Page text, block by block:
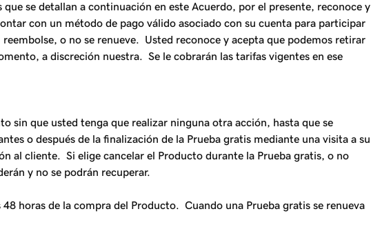
se detallan a continuación en este Acuerdo, por el presente, reconoce y
con un método de pago válido asociado con su cuenta para participar
o no se renueve. Usted reconoce y acepta que podemos retirar
a discreción nuestra. Se le cobrarán las tarifas vigentes en ese
sin que usted tenga que realizar ninguna otra acción, hasta que se
o después de la finalización de la Prueba gratis mediante una visita a su
al cliente. Si elige cancelar el Producto durante la Prueba gratis, o no
y no se podrán recuperar.
horas de la compra del Producto. Cuando una Prueba gratis se renueva